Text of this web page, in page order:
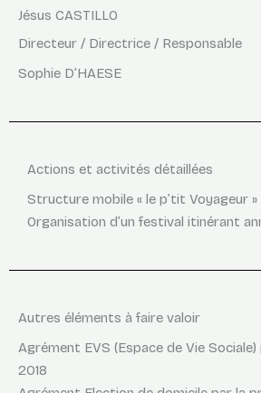
Jésus CASTILLO
Directeur / Directrice / Responsable
Sophie D’HAESE
Actions et activités détaillées
Structure mobile « le p’tit Voyageur »
Organisation d’un festival itinérant
Autres éléments à faire valoir
Agrément EVS (Espace de Vie Sociale)
2018